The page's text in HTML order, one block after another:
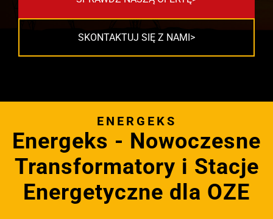
SKONTAKTUJ SIĘ Z NAMI
ENERGEKS
Energeks - Nowoczesne
Transformatory i Stacje
Energetyczne dla OZE